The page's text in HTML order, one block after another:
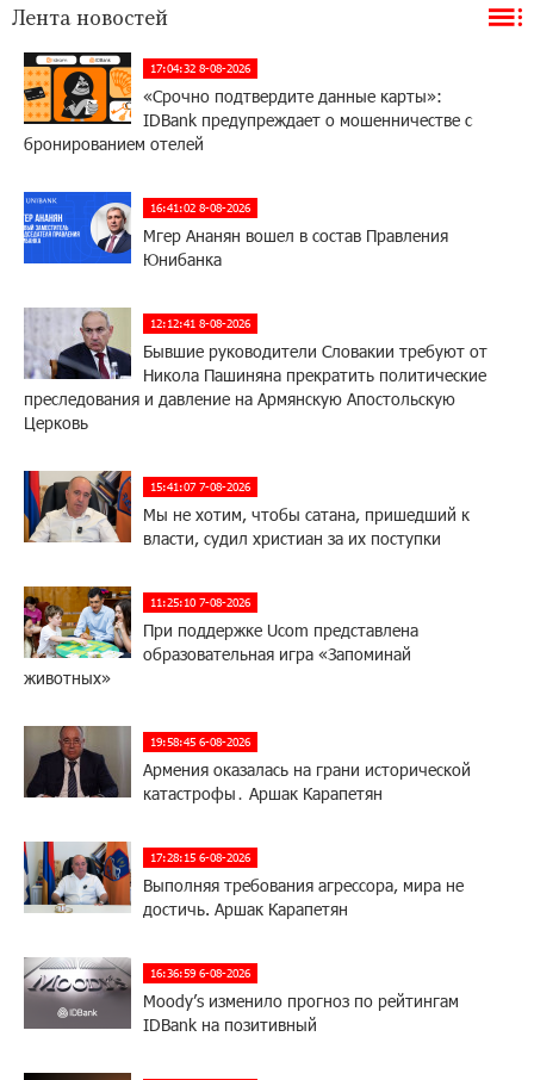
Лента новостей
17:04:32 8-08-2026
«Срочно подтвердите данные карты»:
IDBank предупреждает о мошенничестве с
бронированием отелей
16:41:02 8-08-2026
Мгер Ананян вошел в состав Правления
Юнибанка
12:12:41 8-08-2026
Бывшие руководители Словакии требуют от
Никола Пашиняна прекратить политические
преследования и давление на Армянскую Апостольскую
Церковь
15:41:07 7-08-2026
Мы не хотим, чтобы сатана, пришедший к
власти, судил христиан за их поступки
11:25:10 7-08-2026
При поддержке Ucom представлена
образовательная игра «Запоминай
животных»
19:58:45 6-08-2026
Армения оказалась на грани исторической
катастрофы․ Аршак Карапетян
17:28:15 6-08-2026
Выполняя требования агрессора, мира не
достичь. Аршак Карапетян
16:36:59 6-08-2026
Moody’s изменило прогноз по рейтингам
IDBank на позитивный